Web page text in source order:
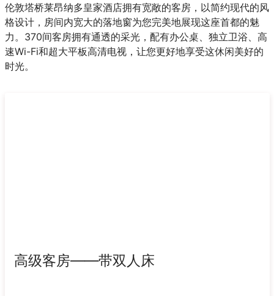
伦敦塔桥莱昂纳多皇家酒店拥有宽敞的客房，以简约现代的风
格设计，房间内宽大的落地窗为您完美地展现这座首都的魅
力。370间客房拥有通透的采光，配有办公桌、独立卫浴、高
速Wi-Fi和超大平板高清电视，让您更好地享受这休闲美好的
时光。
高级客房——带双人床